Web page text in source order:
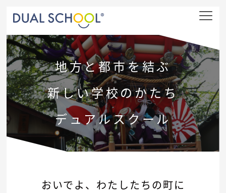
nav
地方と都市を結ぶ
新しい学校のかたち
デュアルスクール
おいでよ、わたしたちの町に